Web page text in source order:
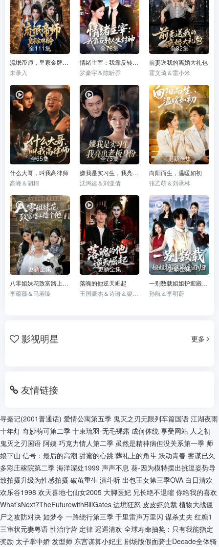
全111集
流氓帝师，皇家金牌县令
未录入
全78集
情绪主宰：我靠反转人生封神
罗豪宇＆陈昕乔
全82集
前妻送我的离婚大礼包
霍文琦＆雷小米
全65集
什么大哥，叫我高律师
高峰＆胡柯
全73集
嫌我是实习生，我亮出老板身份
沈鸿运＆刘亚倩
更新全集
向阳而生，温暖如初
张乙萌＆刘承林
更新全集
八零姐妹花致富路上捡个他
李蕴薇＆马若璇
更新全集
落魄的他逆天崛起
更新全集
一别数载姐姐护迎殿主回归
孙航＆李明蔚
影视明星 更多
友情链接
寻秦记(2001普通话) 爱情公寓第五季 鬼灭之刃无限列车篇国语 江湖夜雨
十年灯 奇妙萌可第二季 十束琉羽-无毛裸露 成何体统 享受网站 人之初
鬼灭之刃国语 阿姨 巧克力情人第二季 虽然是精神病但没关系第一季 师
娘下山 信号：最后的高潮 甜蜜的心跳 葬礼上的角斗 跃动青春 蓄谋已久
多彩庄稼院第二季 海洋深处1999 声声不息 葵-因为模特摆出挑逗姿势导
致拍摄升级为性感拍摄 破茧重生 演斗听 出包王女第三季OVA 白日清欢
欢乐谷1998 欢天喜地七仙女2005 大脚医妃 兄长绝不退缩 你给我的喜欢
What’sNext?TheFuturewithBillGates 边境狂怒 皮皮虾总裁 植物大战僵
尸之攻防对决 如梦令 一路绕行第三季 千里雷声万里闪 谋杀丈夫 红糖1
三审状元妻粤语 性治疗营 定律 迟遇清欢 全球寿命抽奖：只有我能指定
奖励 太子掌中娇 发型师 东宫谋算小妃主 剧场版假面骑士Decade全体骑